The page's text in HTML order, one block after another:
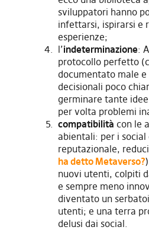
sviluppatori hanno
infettarsi, ispirarsi e
esperienze;
l’indeterminazione:
protocollo perfetto
documentato male
decisionali poco
germinare tante
per volta problemi
compatibilità con le
abientali: per i
reputazionale,
ha dettoMetaverso?
nuovi utenti, colpiti
e sempre meno
diventato un
utenti; e una terra
delusi dai social.